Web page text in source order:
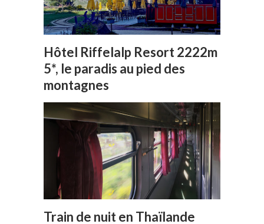
Hôtel Riffelalp Resort 2222m
5*, le paradis au pied des
montagnes
Train de nuit en Thaïlande